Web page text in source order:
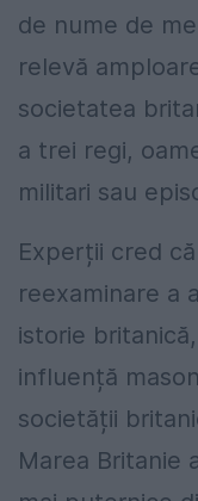
de nume de
relevă
societatea
a trei regi,
militari sau
Experții cred
reexaminare a
istorie
influență
societății
Marea Britanie